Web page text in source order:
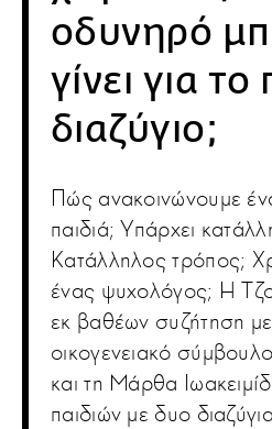
οδυνηρό
γίνει για το
διαζύγιο;
Πώς ανακοινώνουμε
παιδιά; Υπάρχει
Κατάλληλος τρόπος;
ένας ψυχολόγος; Η
εκ βαθέων συζήτηση
οικογενειακό
και τη Μάρθα
παιδιών με δυο